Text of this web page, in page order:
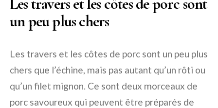
un peu plus chers
Les travers et les côtes de porc sont un peu plus
chers que l’échine, mais pas autant qu’un rôti ou
qu’un filet mignon. Ce sont deux morceaux de
porc savoureux qui peuvent être préparés de